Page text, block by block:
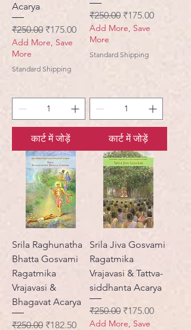
Acarya
नियमित मूल्य
₹250.00 बिक्री मूल्य
₹175.00
Add More, Save
More
Standard Shipping
कार्ट में जोड़ें
नियमित मूल्य
₹250.00 बिक्री मूल्य
₹175.00
Add More, Save
More
Standard Shipping
कार्ट में जोड़ें
Srila Raghunatha
Bhatta Gosvami
Ragatmika
Vrajavasi &
Bhagavat Acarya
नियमित मूल्य
₹250.00 बिक्री मूल्य
₹182.50
Srila Jiva Gosvami
Ragatmika
Vrajavasi & Tattva-
siddhanta Acarya
नियमित मूल्य
₹250.00 बिक्री मूल्य
₹175.00
Add More, Save